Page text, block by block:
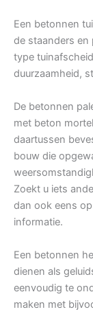
Een betonnen
de staanders en
type
duurzaamheid,
De betonnen
met beton
daartussen
bouw die
Zoekt u iets
dan ook eens op
informatie.
Een betonnen
dienen als
eenvoudig te
maken met